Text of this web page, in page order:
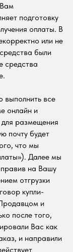
подготовку
оплаты. В
или не
были
средства
выполнить все
онлайн и
для размещения
почту будет
что мы
Далее мы
на Вашу
отгрузки
купли-
и
после того,
Вас как
и направили